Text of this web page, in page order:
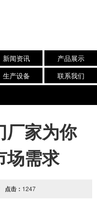
新闻资讯
产品展示
生产设备
联系我们
厂家为你
场需求
点击： 1247